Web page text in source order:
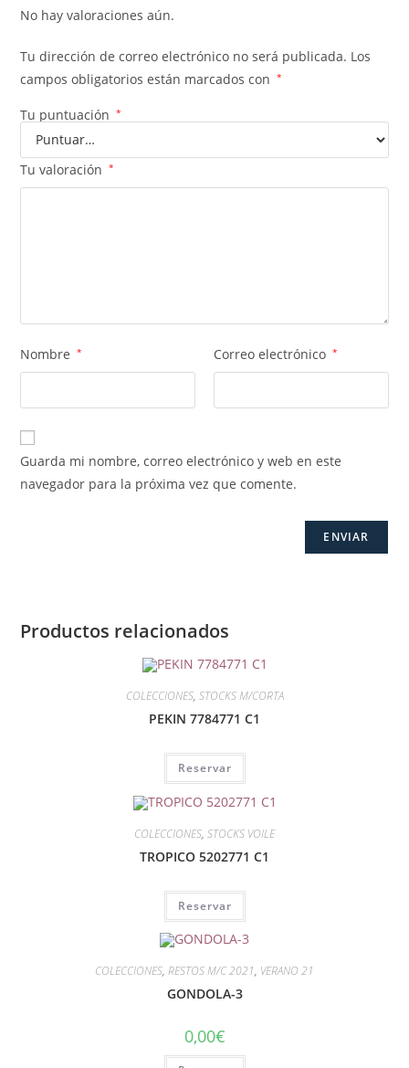
No hay valoraciones aún.
Tu dirección de correo electrónico no será publicada. Los
campos obligatorios están marcados con
*
Tu puntuación *
Tu valoración *
Nombre * Correo electrónico *
Guarda mi nombre, correo electrónico y web en este
navegador para la próxima vez que comente.
Productos relacionados
COLECCIONES, STOCKS M/CORTA
PEKIN 7784771 C1
Reservar
COLECCIONES, STOCKS VOILE
TROPICO 5202771 C1
Reservar
COLECCIONES, RESTOS M/C 2021, VERANO 21
GONDOLA-3
0,00€